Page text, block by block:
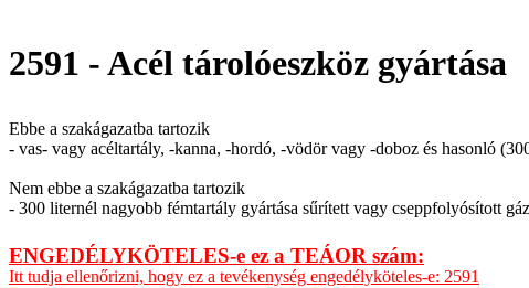
2591 - Acél tárolóeszköz gyártása
Ebbe a szakágazatba tartozik
- vas- vagy acéltartály, -kanna, -hordó, -vödör vagy -doboz és hasonló
Nem ebbe a szakágazatba tartozik
- 300 liternél nagyobb fémtartály gyártása sűrített vagy cseppfolyósított
ENGEDÉLYKÖTELES-e ez a TEÁOR szám:
Itt tudja ellenőrizni, hogy ez a tevékenység engedélyköteles-e: 2591